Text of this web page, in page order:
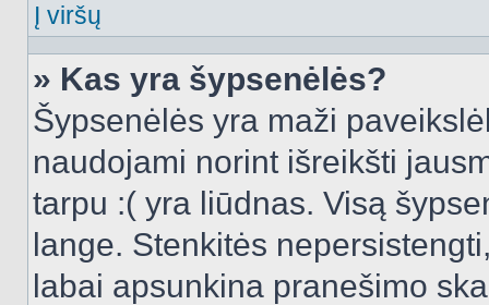
Į viršų
» Kas yra šypsenėlės?
Šypsenėlės yra maži
naudojami norint išreikšti
tarpu :( yra liūdnas. Visą
lange. Stenkitės
labai apsunkina pranešimo